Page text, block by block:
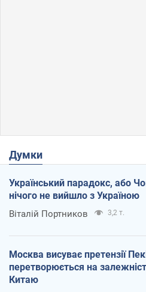
Думки
Український парадокс, або
нічого не вийшло з Україною
Віталій Портников 3,2 т.
Москва висуває претензії
перетворюється на
Китаю